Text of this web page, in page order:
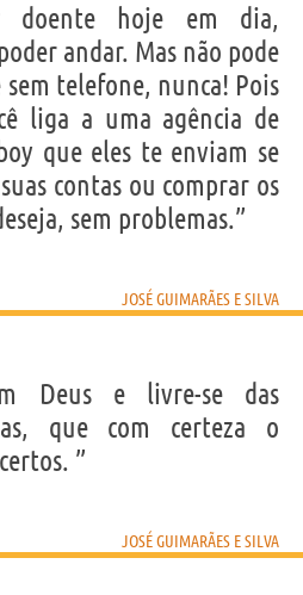
doente hoje em dia,
andar. Mas não pode
telefone, nunca! Pois
liga a uma agência de
que eles te enviam se
contas ou comprar os
sem problemas.”
JOSÉ GUIMARÃES E SILVA
Deus e livre-se das
que com certeza o
”
JOSÉ GUIMARÃES E SILVA